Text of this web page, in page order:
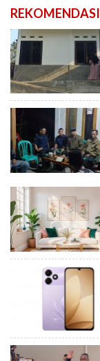
REKOMENDASI